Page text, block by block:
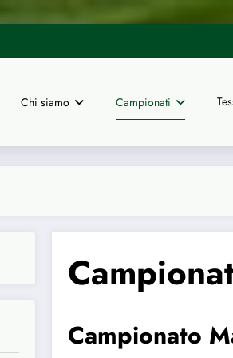
le finali nazionali a 11 di calcio
Chi siamo Campionati
Campionato